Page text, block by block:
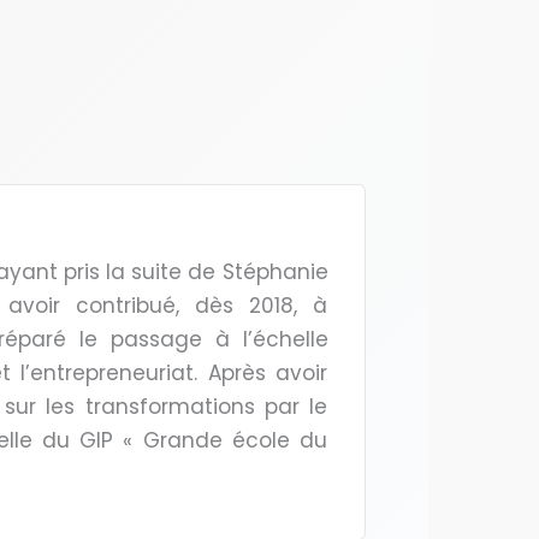
pris la suite de Stéphanie
contribué, dès 2018, à
le passage à l’échelle
Après avoir
les transformations par le
du GIP « Grande école du